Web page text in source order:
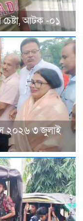
চেষ্টা, আটক -০১
২০২৬ ৩ জুলাই